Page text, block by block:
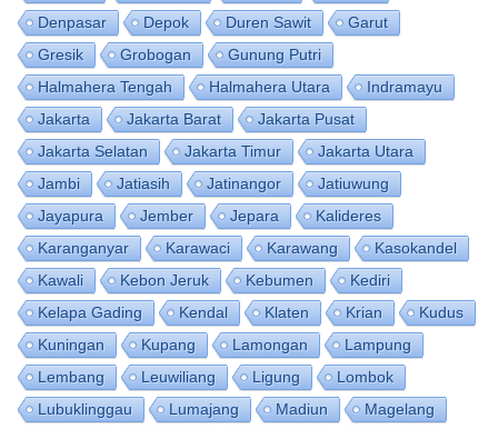
Denpasar
Depok Duren Sawit
Garut
Gresik
Grobogan
Gunung Putri
Halmahera Tengah
Halmahera Utara
Indramayu
Jakarta
Jakarta Barat
Jakarta Pusat
Jakarta Selatan
Jakarta Timur
Jakarta Utara
Jambi
Jatiasih Jatinangor
Jatiuwung
Jayapura
Jember Jepara
Kalideres
Karanganyar
Karawaci Karawang
Kasokandel
Kawali
Kebon Jeruk Kebumen
Kediri
Kelapa Gading
Kendal Klaten Krian
Kudus
Kuningan
Kupang Lamongan
Lampung
Lembang
Leuwiliang Ligung
Lombok
Lubuklinggau
Lumajang Madiun
Magelang